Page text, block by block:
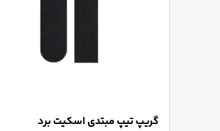
گریپ تیپ مبتدی اسکیت برد